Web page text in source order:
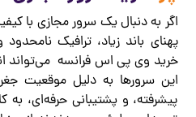
اگر به دنبال یک سرور مجازی با
پهنای باند زیاد، ترافیک
خرید وی پی اس فرانسهمی‌تواند
این سرورها به دلیل موقعیت
پیشرفته، و پشتیبانی حرفه‌ای، به